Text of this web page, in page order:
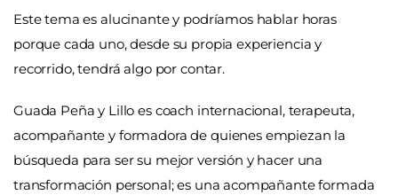
Este tema es alucinante y podríamos hablar horas
porque cada uno, desde su propia experiencia y
recorrido, tendrá algo por contar.
Guada Peña y Lillo es coach internacional, terapeuta,
acompañante y formadora de quienes empiezan la
búsqueda para ser su mejor versión y hacer una
transformación personal; es una acompañante formada